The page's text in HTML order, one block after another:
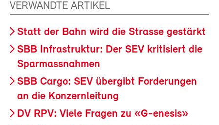
VERWANDTE ARTIKEL
Statt der Bahn wird die Strasse gestärkt
SBB Infrastruktur: Der SEV kritisiert die
Sparmassnahmen
SBB Cargo: SEV übergibt Forderungen
an die Konzernleitung
DV RPV: Viele Fragen zu «G-enesis»